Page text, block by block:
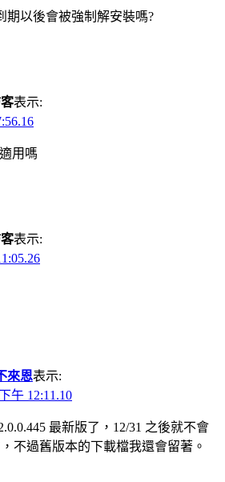
期以後會被強制解安裝嗎?
表示:
用嗎
表示:
來恩表示:
午 12:11.10
最新版了，12/31 之後就不會
不過舊版本的下載檔我還會留著。